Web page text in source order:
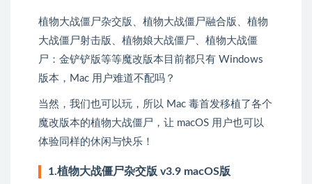
植物大战僵尸杂交版、植物大战僵尸融合版、植物
大战僵尸射击版、植物娘大战僵尸、植物大战僵
尸：金铲铲版等等魔改版本目前都只有 Windows
版本，Mac 用户难道不配吗？
当然，我们也可以玩，所以 Mac 毒首发移植了各个
魔改版本的植物大战僵尸，让 macOS 用户也可以
体验同样的休闲与快乐！
1.植物大战僵尸杂交版 v3.9 macOS版